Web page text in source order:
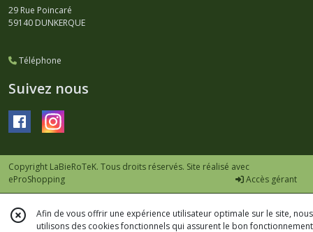
29 Rue Poincaré
59140 DUNKERQUE
Téléphone
Suivez nous
Copyright LaBieRoTeK. Tous droits réservés. Site réalisé avec
eProShopping
Accès gérant
Afin de vous offrir une expérience utilisateur optimale sur le site, nous
utilisons des cookies fonctionnels qui assurent le bon fonctionnement